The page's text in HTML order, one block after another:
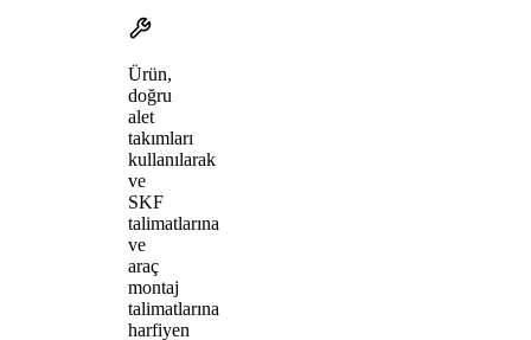
Ürün,
doğru
alet
takımları
kullanılarak
ve
SKF
talimatlarına
ve
araç
montaj
talimatlarına
harfiyen